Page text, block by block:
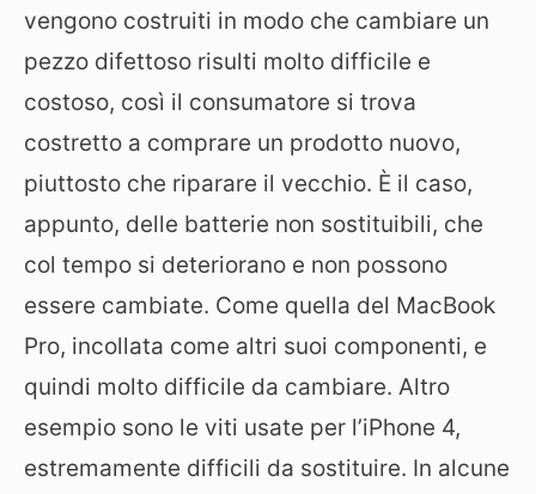
vengono costruiti in modo che cambiare un
pezzo difettoso risulti molto difficile e
costoso, così il consumatore si trova
costretto a comprare un prodotto nuovo,
piuttosto che riparare il vecchio. È il caso,
appunto, delle batterie non sostituibili, che
col tempo si deteriorano e non possono
essere cambiate. Come quella del MacBook
Pro, incollata come altri suoi componenti, e
quindi molto difficile da cambiare. Altro
esempio sono le viti usate per l’iPhone 4,
estremamente difficili da sostituire. In alcune